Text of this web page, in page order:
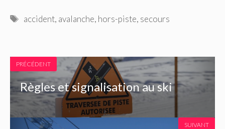
Étiquettes
accident, avalanche, hors-piste, secours
PRÉCÉDENT
Règles et signalisation au ski
SUIVANT